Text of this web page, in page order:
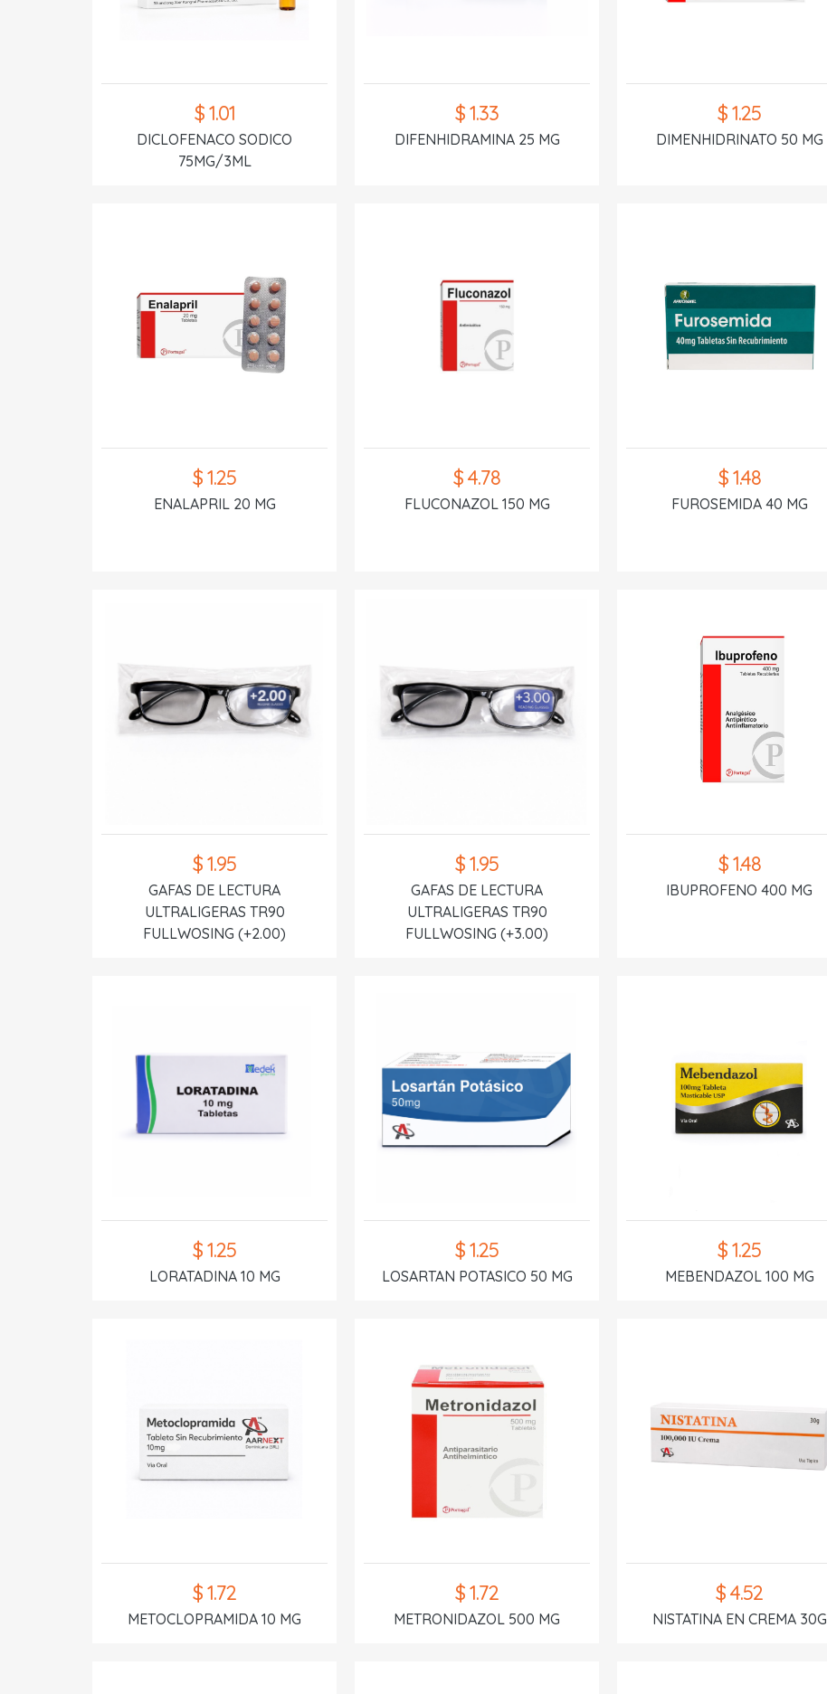
$ 1.01
DICLOFENACO SODICO
75MG/3ML
$ 1.33
DIFENHIDRAMINA 25 MG
$ 1.25
DIMENHIDRINATO 50 MG
$ 1.25
ENALAPRIL 20 MG
$ 4.78
FLUCONAZOL 150 MG
$ 1.48
FUROSEMIDA 40 MG
$ 1.95
GAFAS DE LECTURA
ULTRALIGERAS TR90
FULLWOSING (+2.00)
$ 1.95
GAFAS DE LECTURA
ULTRALIGERAS TR90
FULLWOSING (+3.00)
$ 1.48
IBUPROFENO 400 MG
$ 1.25
LORATADINA 10 MG
$ 1.25
LOSARTAN POTASICO 50 MG
$ 1.25
MEBENDAZOL 100 MG
$ 1.72
METOCLOPRAMIDA 10 MG
$ 1.72
METRONIDAZOL 500 MG
$ 4.52
NISTATINA EN CREMA 30G